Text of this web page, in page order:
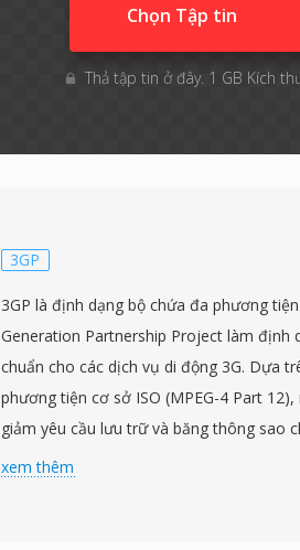
Chọn Tập tin
Thả tập tin ở đây. 1 GB Kích
3GP
3GP là định dạng bộ chứa đa phương
Generation Partnership Project làm định
chuẩn cho các dịch vụ di động 3G. Dựa
phương tiện cơ sở ISO (MPEG-4 Part
giảm yêu cầu lưu trữ và băng thông sao
động có khả năng hạn chế vẫn có thể
xem thêm